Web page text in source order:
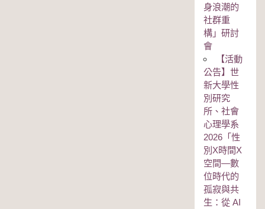
身浪潮的
社群重
構」研討
會
【活動
公告】世
新大學性
別研究
所、社會
心理學系
2026「性
別Χ時間Χ
空間—數
位時代的
孤寂與共
生：從 AI